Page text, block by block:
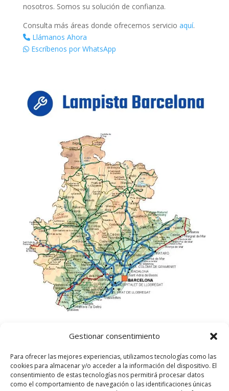
Gestionar consentimiento
Para ofrecer las mejores experiencias, utilizamos tecnologías como las
cookies para almacenar y/o acceder a la información del dispositivo. El
consentimiento de estas tecnologías nos permitirá procesar datos
como el comportamiento de navegación o las identificaciones únicas
nosotros. Somos su solución de confianza.
Consulta más áreas donde ofrecemos servicio aquí.
Llámanos Ahora
Escríbenos por WhatsApp